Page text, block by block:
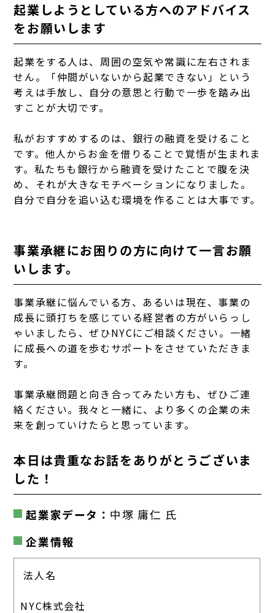
起業しようとしている方へのアドバイス
をお願いします
起業をする人は、周囲の空気や常識に左右されま
せん。「仲間がいないから起業できない」という
考えは手放し、自分の意思と行動で一歩を踏み出
すことが大切です。
私がおすすめするのは、銀行の融資を受けること
です。他人からお金を借りることで覚悟が生まれま
す。 私たちも銀行から融資を受けたことで腹を決
め、それが大きなモチベーションになりました。
自分で自分を追い込む環境を作ることは大事です。
事業承継にお困りの方に向けて一言お願
いします。
事業承継に悩んでいる方、あるいは現在、事業の
成長に頭打ちを感じている経営者の方がいらっし
ゃいましたら、ぜひNYCにご相談ください。一緒
に成長への道を歩むサポートをさせていただきま
す。
事業承継問題と向き合ってみたい方も、ぜひご連
絡ください。我々と一緒に、より多くの企業の未
来を創っていけたらと思っています。
本日は貴重なお話をありがとうございま
した！
起業家データ： 中塚 庸仁 氏
企業情報
法人名
NYC株式会社